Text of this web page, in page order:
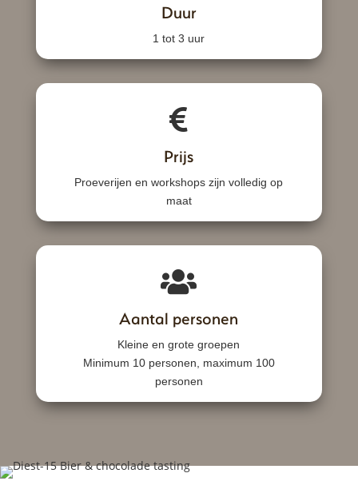
Duur
1 tot 3 uur
Prijs
Proeverijen en workshops zijn volledig op
maat
Aantal personen
Kleine en grote groepen
Minimum 10 personen, maximum 100
personen